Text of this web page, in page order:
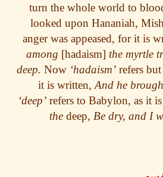
turn the whole world
looked upon
anger was appeased,
among[hadaism]the
deep.Now‘hadaism’
it is written,And he
‘deep’refers to
thedeep, Be dry,